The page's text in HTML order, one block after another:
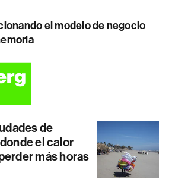
el modelo de negocio
de
el calor
más horas